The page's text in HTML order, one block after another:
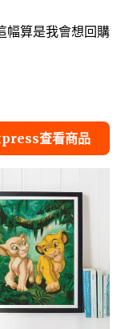
幅算是我會想回購
查看商品